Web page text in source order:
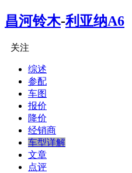
昌河铃木-利亚纳A6
关注
综述
参配
车图
报价
降价
经销商
车型详解
文章
点评